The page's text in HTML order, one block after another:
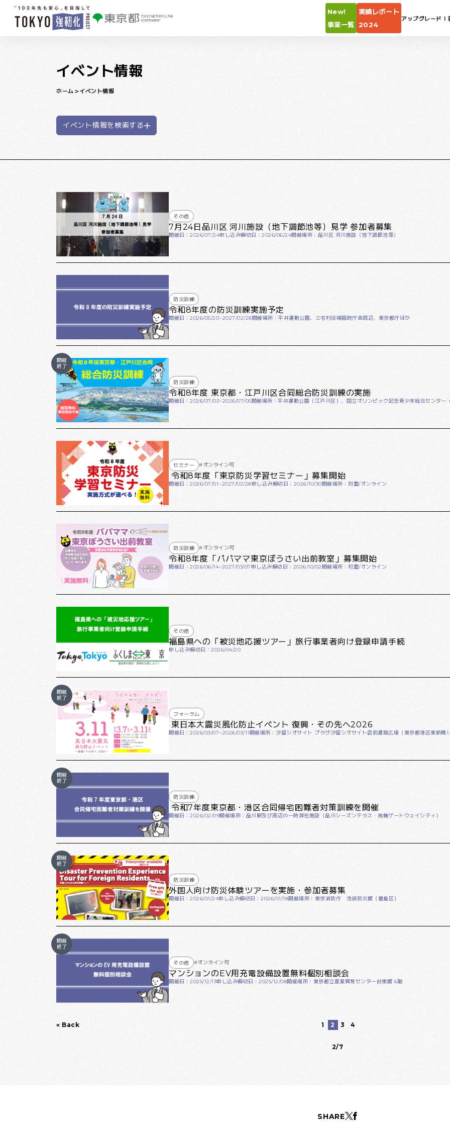
本文へ移動
New!
事業一覧
実績レポート
2024
アップグレードⅠ
イベント情報
ホーム イベント情報
イベント情報を検索する
その他
7月24日品川区 河川施設（地下調節池等）見学 参加者募集
開催日：2026/07/24申し込み締切日：2026/06/24開催場所：品川区 河川施設（地下調節池等）
防災訓練
令和8年度の防災訓練実施予定
開催日：2026/05/20~2027/02/28開催場所：平井運動公園、三宅村役場臨時庁舎周辺、東京都庁ほか
開催
終了
防災訓練
令和8年度 東京都・江戸川区合同総合防災訓練の実施
開催日：2026/07/03~2026/07/05開催場所：平井運動公園（江戸川区）、国立オリンピック記念青少年総合センター
セミナー #オンライン可
令和8年度「東京防災学習セミナー」募集開始
開催日：2026/07/01~2027/02/28申し込み締切日：2026/10/30開催場所：対面/オンライン
防災訓練 #オンライン可
令和8年度「パパママ東京ぼうさい出前教室」募集開始
開催日：2026/06/14~2027/03/07申し込み締切日：2026/10/02開催場所：対面/オンライン
その他
福島県への「被災地応援ツアー」旅行事業者向け登録申請手続
申し込み締切日：2026/04/20
開催
終了
フォーラム
東日本大震災風化防止イベント 復興・その先へ2026
開催日：2026/03/07~2026/03/11開催場所：汐留シオサイト プラザ汐留シオサイト店前通路広場（東京都港区東新橋
開催
終了
防災訓練
令和7年度東京都・港区合同帰宅困難者対策訓練を開催
開催日：2026/02/09開催場所：品川駅及び周辺の一時滞在施設（品川シーズンテラス・高輪ゲートウェイシティ）
開催
終了
防災訓練
外国人向け防災体験ツアーを実施・参加者募集
開催日：2026/01/24申し込み締切日：2026/01/18開催場所：東京消防庁 池袋防災館（豊島区）
開催
終了
その他 #オンライン可
マンションのEV用充電設備設置無料個別相談会
開催日：2025/12/13申し込み締切日：2025/12/08開催場所：東京都立産業貿易センター台東館 6階
« Back 1 2 3 4
2/7
SHARE